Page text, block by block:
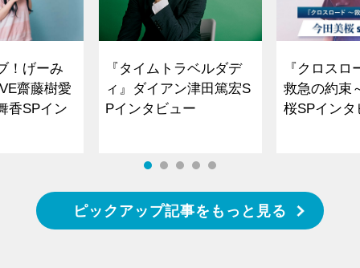
！げーみ
齋藤樹愛
香SPイン
『タイムトラベルダデ
ィ』ダイアン津田篤宏S
Pインタビュー
『クロスロ
救急の約束
桜SPイ
ピックアップ記事をもっと見る